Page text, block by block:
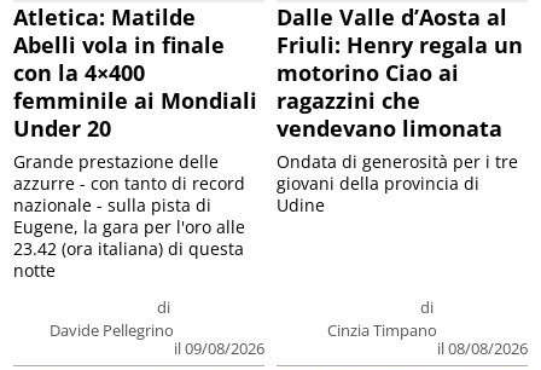
Atletica: Matilde
Abelli vola in finale
con la 4×400
femminile ai Mondiali
Under 20
di
Davide Pellegrino
il 09/08/2026
Grande prestazione delle
azzurre - con tanto di record
nazionale - sulla pista di
Eugene, la gara per l'oro alle
23.42 (ora italiana) di questa
notte
Dalle Valle d’Aosta al
Friuli: Henry regala un
motorino Ciao ai
ragazzini che
vendevano limonata
di
Cinzia Timpano
il 08/08/2026
Ondata di generosità per i tre
giovani della provincia di
Udine